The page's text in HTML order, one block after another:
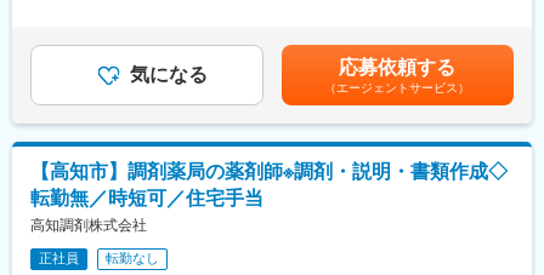
■研修について：
ご経歴等により期間は異なりますが、厨房運営の理解を深めても
厨房研修は、ご本人の希望を伺い相談しながら、実施予定です。
・医療従事者向けの説明会の企画・実施、医師同士のコミュニケ
ーション推進のための研究会・勉強会の立ち上げ、講演会の企
画・運営 等
※勤務地については、選考内で希望を伺ったうえで決定します。
＼IQVIAでMRとして働く魅力／
（１）充実の待遇：同業他社の中でも平均給与の高さや非課税の
日当の支給の他、退職金や団体保険制度、単身赴任手当や月1回の
帰省交通費の支給など福利厚生が充実しており、長期就業される
社員が多いのも特徴です。
ジェクト稼働手当(35,000円)、外勤日当（1日1,500円／外勤3.5時
間以上）■変動賞与制（6月・12月・3月）※平均実績6ヶ月分■イン
センティブ：3月（対象者）賃金はあくまでも目安の金額であり、
選考を通じて上下する可能性があります。月給(月額)は固定手当を
含めた表記です。
気になる 応募依頼する
（エージェントサービス）
【高知市】調剤薬局の薬剤師※調剤・説明・書類作成◇
転勤無／時短可／住宅手当
高知調剤株式会社
正社員 転勤なし